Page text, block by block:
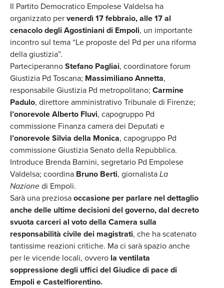
Il Partito Democratico Empolese Valdelsa ha
organizzato pervenerdì 17 febbraio, alle 17 al
cenacolo degli Agostiniani di Empoli, un importante
incontro sul tema “Le proposte del Pd per una riforma
della giustizia”.
ParteciperannoStefano Pagliai, coordinatore forum
Giustizia Pd Toscana; Massimiliano Annetta,
responsabile Giustizia Pd metropolitano; Carmine
Padulo, direttore amministrativo Tribunale di Firenze;
l’onorevole Alberto Fluvi, capogruppo Pd
commissione Finanza camera dei Deputati e
l’onorevole Silvia della Monica, capogruppo Pd
commissione Giustizia Senato della Repubblica.
Introduce Brenda Barnini, segretario Pd Empolese
Valdelsa; coordina Bruno Berti, giornalistaLa
Nazionedi Empoli.
Sarà una preziosaoccasione per parlare nel dettaglio
anche delle ultime decisioni del governo, dal decreto
svuota carceri al voto della Camera sulla
responsabilità civile dei magistrati, che ha scatenato
tantissime reazioni critiche. Ma ci sarà spazio anche
per le vicende locali, ovvero la ventilata
soppressione degli uffici del Giudice di pace di
Empoli e Castelfiorentino.